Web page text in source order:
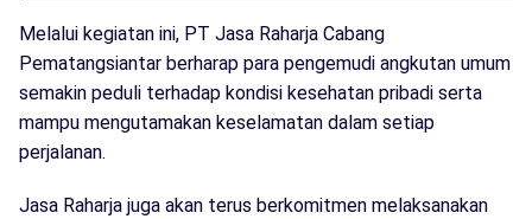
Melalui kegiatan ini, PT Jasa Raharja Cabang
Pematangsiantar berharap para pengemudi angkutan umum
semakin peduli terhadap kondisi kesehatan pribadi serta
mampu mengutamakan keselamatan dalam setiap
perjalanan.
Jasa Raharja juga akan terus berkomitmen melaksanakan